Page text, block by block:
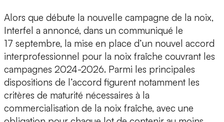
Alors que débute la nouvelle campagne de la noix,
Interfel a annoncé, dans un communiqué le
17 septembre, la mise en place d’un nouvel accord
interprofessionnel pour la noix fraîche couvrant les
campagnes 2024-2026. Parmi les principales
dispositions de l’accord figurent notamment les
critères de maturité nécessaires à la
commercialisation de la noix fraîche, avec une